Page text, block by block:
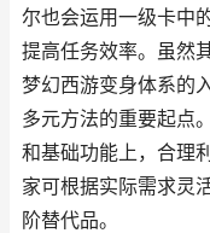
尔也会运用一级卡中
提高任务效率。虽然
梦幻西游变身体系的
多元方法的重要起点
和基础功能上，合理
家可根据实际需求灵
阶替代品。